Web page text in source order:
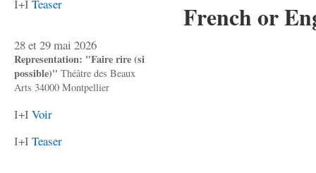
I+I Teaser
28 et 29 mai 2026
Representation: "Faire rire (si
possible)" Théâtre des Beaux
Arts 34000 Montpellier
I+I Voir
I+I Teaser
French or